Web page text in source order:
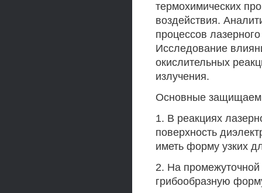
термохимических
воздействия.
процессов
Исследование
окислительных
излучения.
Основные
1. В реакциях
поверхность
иметь форму узких
2. На промежуточной
грибообразную